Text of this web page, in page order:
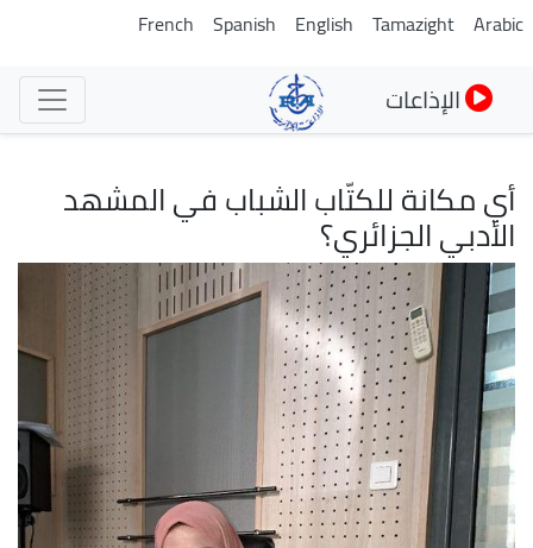
تجاوز
Arabic
Tamazight
English
Spanish
French
الإذاعات
أي مكانة للكتّاب الشباب في المشهد
الأدبي الجزائري؟
الصورة